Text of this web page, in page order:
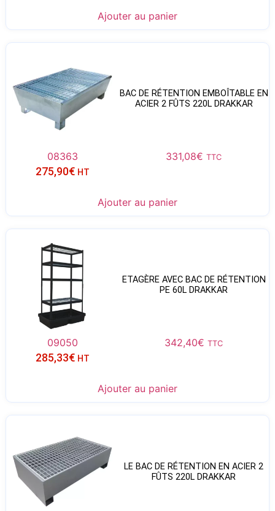
Ajouter au panier
BAC DE RÉTENTION EMBOÎTABLE EN
ACIER 2 FÛTS 220L DRAKKAR
08363 331,08€ TTC
275,90€ HT
Ajouter au panier
ETAGÈRE AVEC BAC DE RÉTENTION
PE 60L DRAKKAR
09050 342,40€ TTC
285,33€ HT
Ajouter au panier
LE BAC DE RÉTENTION EN ACIER 2
FÛTS 220L DRAKKAR